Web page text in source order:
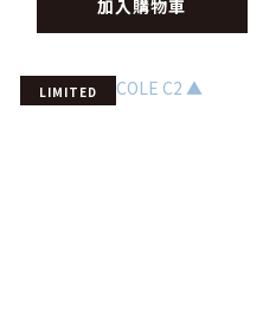
加入購物車
LIMITED